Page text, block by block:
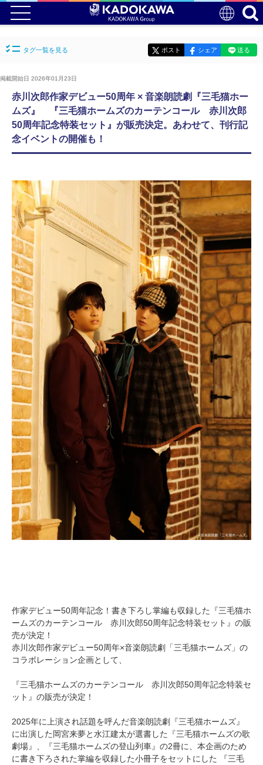
タグ一覧を見る ポスト シェア 送る
掲載開始日 2026年01月23日
赤川次郎作家デビュー50周年 × 音楽朗読劇『三毛猫ホー
ムズ』 『三毛猫ホームズのカーテンコール 赤川次郎
50周年記念特装セット』が販売決定。あわせて、刊行記
念イベントの開催も！
作家デビュー50周年記念！書き下ろし掌編も収録した『三毛猫ホ
ームズのカーテンコール 赤川次郎50周年記念特装セット』の販
売が決定！
赤川次郎作家デビュー50周年×音楽朗読劇「三毛猫ホームズ」の
コラボレーション企画として、
『三毛猫ホームズのカーテンコール 赤川次郎50周年記念特装セ
ット』の販売が決定！
2025年に上演され話題を呼んだ音楽朗読劇『三毛猫ホームズ』
に出演した岡宮来夢と水江建太が選書した『三毛猫ホームズの歌
劇場』、『三毛猫ホームズの登山列車』の2冊に、本企画のため
に書き下ろされた掌編を収録した小冊子をセットにした 『三毛